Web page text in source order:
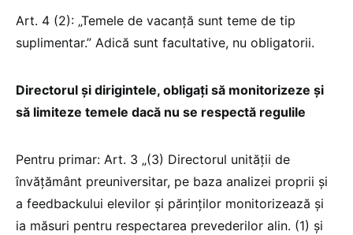
Art. 4 (2): „Temele de vacanță sunt teme de tip
suplimentar.” Adică sunt facultative, nu obligatorii.
Directorul și dirigintele, obligați să monitorizeze și
să limiteze temele dacă nu se respectă regulile
Pentru primar: Art. 3 „(3) Directorul unității de
învățământ preuniversitar, pe baza analizei proprii și
a feedbackului elevilor și părinților monitorizează și
ia măsuri pentru respectarea prevederilor alin. (1) și